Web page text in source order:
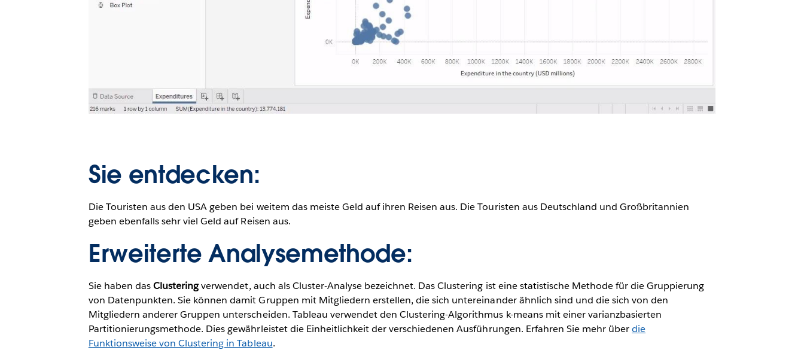
Sie entdecken:
Die Touristen aus den USA geben bei weitem das meiste Geld auf ihren Reisen aus. Die Touristen aus Deutschland und Großbritannien
geben ebenfalls sehr viel Geld auf Reisen aus.
Erweiterte Analysemethode:
Sie haben dasClusteringverwendet, auch als Cluster-Analyse bezeichnet. Das Clustering ist eine statistische Methode für die Gruppierung
von Datenpunkten. Sie können damit Gruppen mit Mitgliedern erstellen, die sich untereinander ähnlich sind und die sich von den
Mitgliedern anderer Gruppen unterscheiden. Tableau verwendet den Clustering-Algorithmus k-means mit einer varianzbasierten
Partitionierungsmethode. Dies gewährleistet die Einheitlichkeit der verschiedenen Ausführungen. Erfahren Sie mehr überdie
Funktionsweise von Clustering in Tableau.